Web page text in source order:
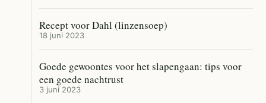
Recept voor Dahl (linzensoep)
18 juni 2023
Goede gewoontes voor het slapengaan: tips voor
een goede nachtrust
3 juni 2023